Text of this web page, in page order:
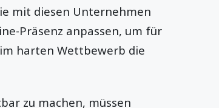
mit diesen Unternehmen
Präsenz anpassen, um für
harten Wettbewerb die
zu machen, müssen